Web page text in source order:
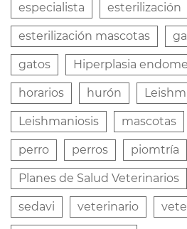
especialista esterilización
esterilización mascotas
gatos Hiperplasia
horarios hurón
Leishmaniosis mascotas
perro perros piomtría
Planes de Salud Veterinarios
sedavi veterinario